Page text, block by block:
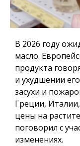
В 2026 году
масло.
продукта
и ухудшении
засухи и
Греции,
цены на
поговорил с
изменениях.